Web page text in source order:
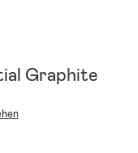
Graphite